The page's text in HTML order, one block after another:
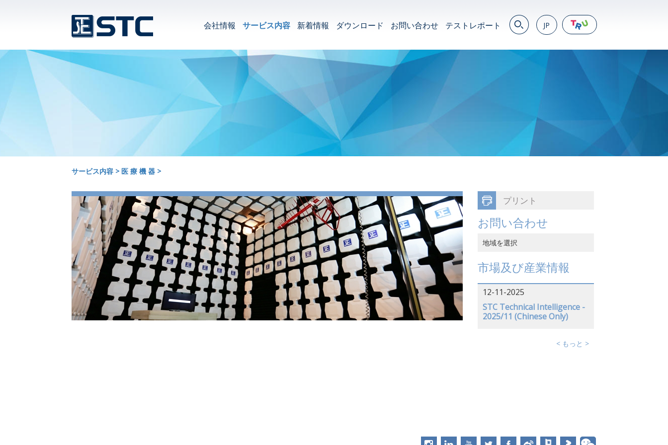
JP
繁
简
VN
会社情報 サービス内容 新着情報 ダウンロード お問い合わせ テストレポート
サービス内容 > 医 療 機 器 >
プリント
お問い合わせ
地域を選択
中国香港
ベトナム
日本
市場及び産業情報
12-11-2025
STC Technical Intelligence -
2025/11 (Chinese Only)
< もっと >